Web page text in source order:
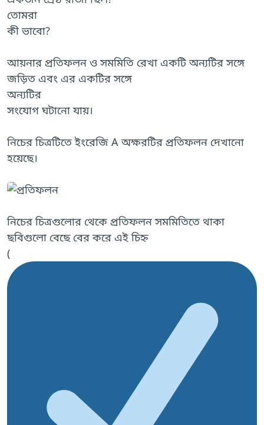
তোমরা
কী ভাবো?
আয়নার প্রতিফলন ও সমমিতি রেখা একটি অন্যটির সঙ্গে
জড়িত এবং এর একটির সঙ্গে
অন্যটির
সংযোগ ঘটানো যায়।
নিচের চিত্রটিতে ইংরেজি A অক্ষরটির প্রতিফলন দেখানো
হয়েছে।
নিচের চিত্রগুলোর থেকে প্রতিফলন সমমিতিতে থাকা
ছবিগুলো বেছে বের করে এই চিহ্ন
(